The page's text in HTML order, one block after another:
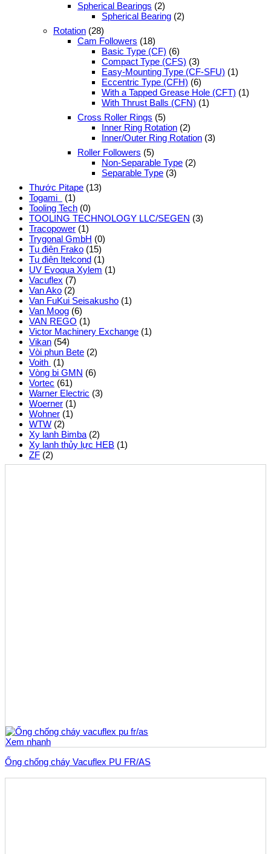
Spherical Bearings (2)
Spherical Bearing (2)
Rotation (28)
Cam Followers (18)
Basic Type (CF) (6)
Compact Type (CFS) (3)
Easy-Mounting Type (CF-SFU) (1)
Eccentric Type (CFH) (6)
With a Tapped Grease Hole (CFT) (1)
With Thrust Balls (CFN) (1)
Cross Roller Rings (5)
Inner Ring Rotation (2)
Inner/Outer Ring Rotation (3)
Roller Followers (5)
Non-Separable Type (2)
Separable Type (3)
Thước Pitape (13)
Togami
(1)
Tooling Tech (0)
TOOLING TECHNOLOGY LLC/SEGEN (3)
Tracopower (1)
Trygonal GmbH (0)
Tụ điện Frako (15)
Tụ điện Itelcond (1)
UV Evoqua Xylem (1)
Vacuflex (7)
Van Ako (2)
Van FuKui Seisakusho (1)
Van Moog (6)
VAN REGO (1)
Victor Machinery Exchange (1)
Vikan (54)
Vòi phun Bete (2)
Voith (1)
Vòng bi GMN (6)
Vortec (61)
Warner Electric (3)
Woerner (1)
Wohner (1)
WTW (2)
Xy lanh Bimba (2)
Xy lanh thủy lực HEB (1)
ZF (2)
Xem nhanh
Ống chống cháy Vacuflex PU FR/AS